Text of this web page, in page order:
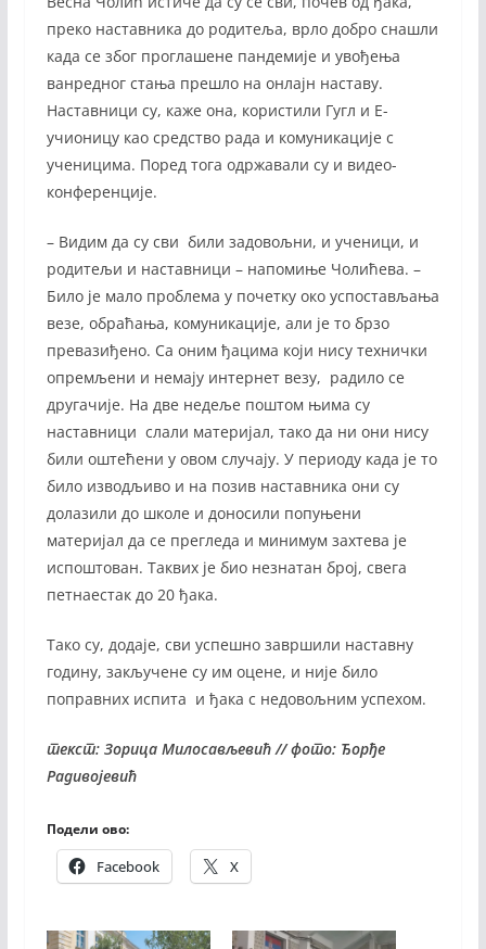
преко наставника до родитеља, врло добро снашли
када се због проглашене пандемије и увођења
ванредног стања прешло на онлајн наставу.
Наставници су, каже она, користили Гугл и Е-
учионицу као средство рада и комуникације с
ученицима. Поред тога одржавали су и видео-
конференције.
– Видим да су сви били задовољни, и ученици, и
родитељи и наставници – напомиње Чолићева. –
Било је мало проблема у почетку око успостављања
везе, обраћања, комуникације, али је то брзо
превазиђено. Са оним ђацима који нису технички
опремљени и немају интернет везу, радило се
другачије. На две недеље поштом њима су
наставници слали материјал, тако да ни они нису
били оштећени у овом случају. У периоду када је то
било изводљиво и на позив наставника они су
долазили до школе и доносили попуњени
материјал да се прегледа и минимум захтева је
испоштован. Таквих је био незнатан број, свега
петнаестак до 20 ђака.
Тако су, додаје, сви успешно завршили наставну
годину, закључене су им оцене, и није било
поправних испита и ђака с недовољним успехом.
текст: Зорица Милосављевић // фото: Ђорђе
Радивојевић
Подели ово:
Facebook X